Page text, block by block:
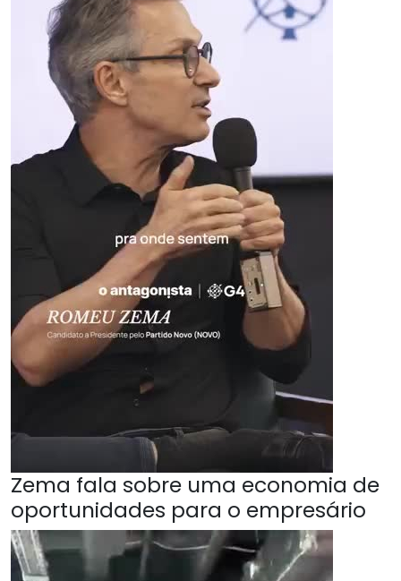
Zema fala sobre uma economia de
oportunidades para o empresário